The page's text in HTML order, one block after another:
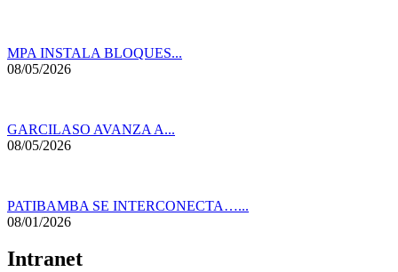
MPA INSTALA BLOQUES...
08/05/2026
GARCILASO AVANZA A...
08/05/2026
PATIBAMBA SE INTERCONECTA…...
08/01/2026
Intranet